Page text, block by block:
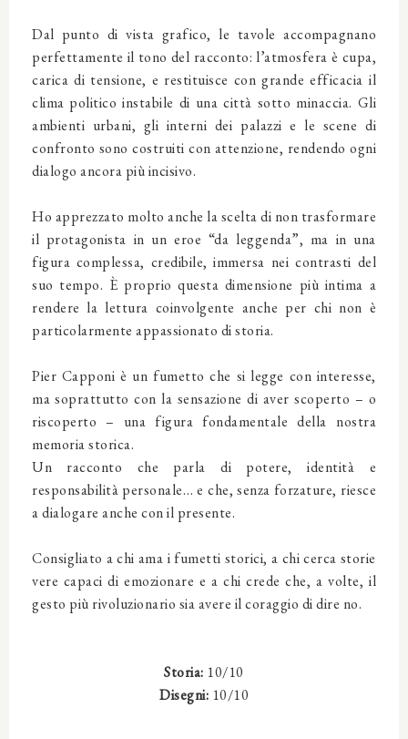
Dal punto di vista grafico, le tavole accompagnano
perfettamente il tono del racconto: l’atmosfera è cupa,
carica di tensione, e restituisce con grande efficacia il
clima politico instabile di una città sotto minaccia. Gli
ambienti urbani, gli interni dei palazzi e le scene di
confronto sono costruiti con attenzione, rendendo ogni
dialogo ancora più incisivo.
Ho apprezzato molto anche la scelta di non trasformare
il protagonista in un eroe “da leggenda”, ma in una
figura complessa, credibile, immersa nei contrasti del
suo tempo. È proprio questa dimensione più intima a
rendere la lettura coinvolgente anche per chi non è
particolarmente appassionato di storia.
Pier Capponi è un fumetto che si legge con interesse,
ma soprattutto con la sensazione di aver scoperto – o
riscoperto – una figura fondamentale della nostra
memoria storica.
Un racconto che parla di potere, identità e
responsabilità personale… e che, senza forzature, riesce
a dialogare anche con il presente.
Consigliato a chi ama i fumetti storici, a chi cerca storie
vere capaci di emozionare e a chi crede che, a volte, il
gesto più rivoluzionario sia avere il coraggio di dire no.
Storia: 10/10
Disegni: 10/10